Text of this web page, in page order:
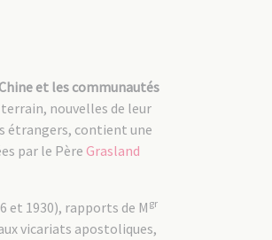
et les communautés
nouvelles de leur
étrangers, contient une
par le PèreGrasland
et 1930), rapports de M gr
vicariats apostoliques,